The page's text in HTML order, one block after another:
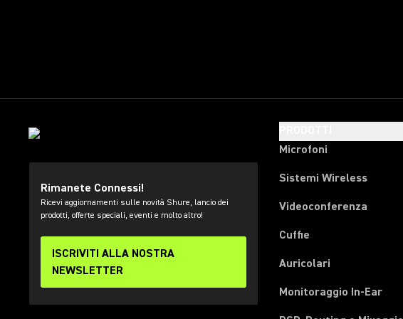
Rimanete Connessi!
Ricevi aggiornamenti sulle novità Shure, lancio dei
prodotti, offerte speciali, eventi e molto altro!
ISCRIVITI ALLA NOSTRA
NEWSLETTER
Microfoni
Sistemi Wireless
Videoconferenza
Cuffie
Auricolari
Monitoraggio In-Ear